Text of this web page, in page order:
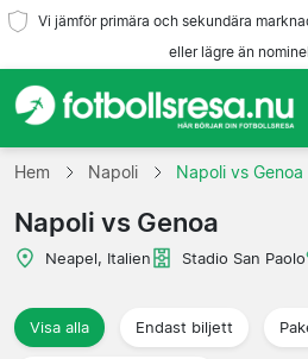
Vi jämför primära och sekundära
eller lägre än
Hem
Lag
Resebyråer
Hem Napoli Napoli vs Genoa
Napoli vs Genoa
Neapel, Italien Stadio San Paolo
Visa alla Endast biljett